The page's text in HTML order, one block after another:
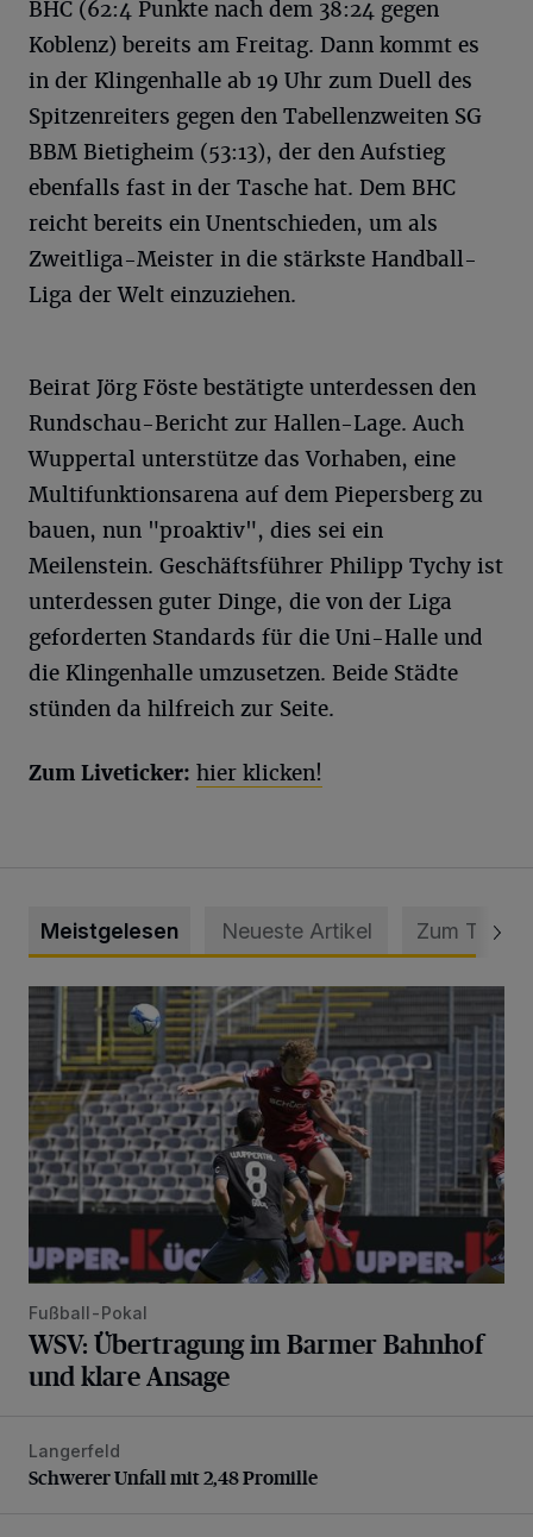
BHC (62:4 Punkte nach dem 38:24 gegen
Koblenz) bereits am Freitag. Dann kommt es
in der Klingenhalle ab 19 Uhr zum Duell des
Spitzenreiters gegen den Tabellenzweiten SG
BBM Bietigheim (53:13), der den Aufstieg
ebenfalls fast in der Tasche hat. Dem BHC
reicht bereits ein Unentschieden, um als
Zweitliga-Meister in die stärkste Handball-
Liga der Welt einzuziehen.
Beirat Jörg Föste bestätigte unterdessen den
Rundschau-Bericht zur Hallen-Lage. Auch
Wuppertal unterstütze das Vorhaben, eine
Multifunktionsarena auf dem Piepersberg zu
bauen, nun "proaktiv", dies sei ein
Meilenstein. Geschäftsführer Philipp Tychy ist
unterdessen guter Dinge, die von der Liga
geforderten Standards für die Uni-Halle und
die Klingenhalle umzusetzen. Beide Städte
stünden da hilfreich zur Seite.
Zum Liveticker: hier klicken!
Meistgelesen Neueste Artikel Zum Thema
WSV: Übertragung im Barmer Bahnhof und klare Ansage
Fußball-Pokal
WSV: Übertragung im Barmer Bahnhof
und klare Ansage
Schwerer Unfall mit 2,48 Promille
Langerfeld
Schwerer Unfall mit 2,48 Promille